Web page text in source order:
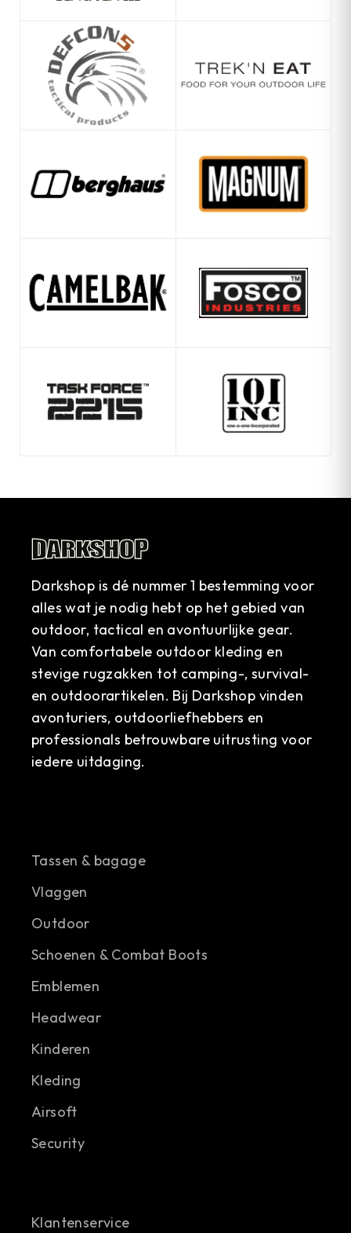
Darkshop is dé nummer 1 bestemming voor
alles wat je nodig hebt op het gebied van
outdoor, tactical en avontuurlijke gear.
Van comfortabele outdoor kleding en
stevige rugzakken tot camping-, survival-
en outdoorartikelen. Bij Darkshop vinden
avonturiers, outdoorliefhebbers en
professionals betrouwbare uitrusting voor
iedere uitdaging.
Tassen & bagage
Vlaggen
Outdoor
Schoenen & Combat Boots
Emblemen
Headwear
Kinderen
Kleding
Airsoft
Security
Klantenservice